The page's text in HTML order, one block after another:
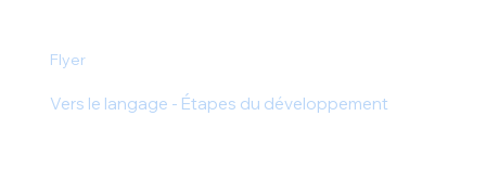
Flyer
Vers le langage - Étapes du développement